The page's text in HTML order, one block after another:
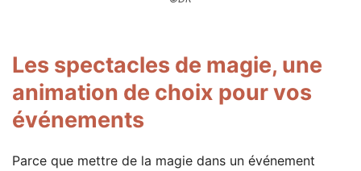
Les spectacles de magie, une
animation de choix pour vos
événements
Parce que mettre de la magie dans un événement